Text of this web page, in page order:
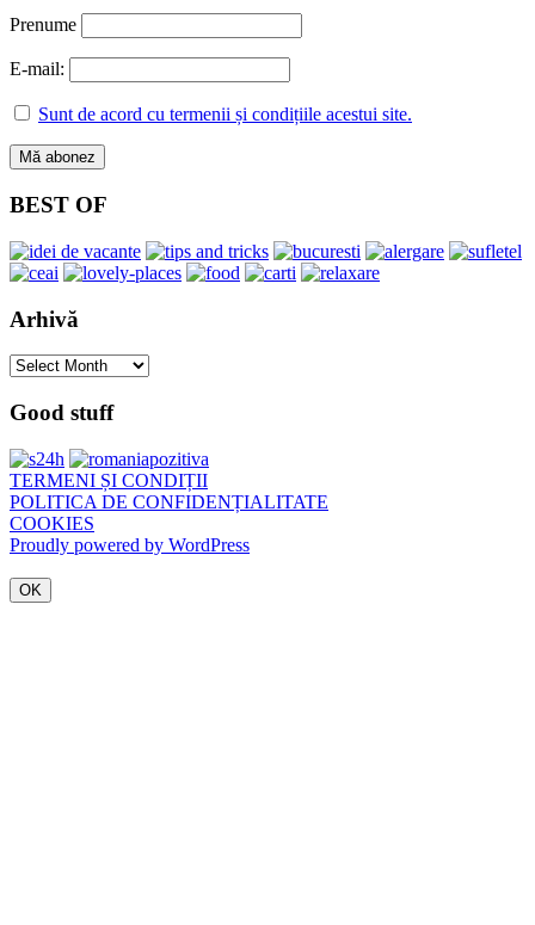
Prenume
E-mail:
Sunt de acord cu termenii și condițiile acestui site.
BEST OF
Arhivă
Arhivă
Good stuff
TERMENI ȘI CONDIȚII
POLITICA DE CONFIDENȚIALITATE
COOKIES
Proudly powered by WordPress
OK